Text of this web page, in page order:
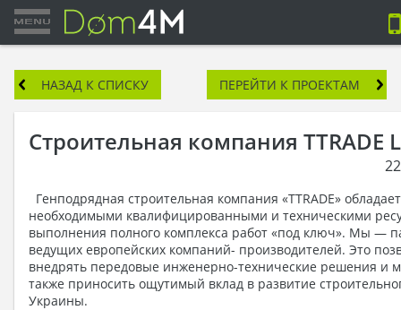
НАЗАД К СПИСКУ ПЕРЕЙТИ К ПРОЕКТАМ
Строительная компания TTRADE
Генподрядная строительная компания «TTRADE» обладает
необходимыми квалифицированными и техническими
выполнения полного комплекса работ «под ключ». Мы —
ведущих европейских компаний- производителей. Это
внедрять передовые инженерно-технические решения и
также приносить ощутимый вклад в развитие
Украины.